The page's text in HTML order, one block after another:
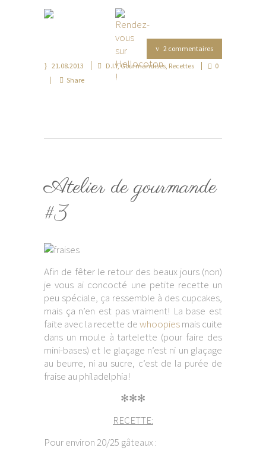
2 commentaires
21.08.2013
D.I.Y,Gourmandises, Recettes
0
Share
Atelier de gourmande
#3
Afin de fêter le retour des beaux jours (non)
je vous ai concocté une petite recette un
peu spéciale, ça ressemble à des cupcakes,
mais ça n’en est pas vraiment! La base est
faite avec la recette dewhoopiesmais cuite
dans un moule à tartelette (pour faire des
mini-bases) et le glaçage n’est ni un glaçage
au beurre, ni au sucre, c’est de la purée de
fraise au philadelphia!
✻✻✻
RECETTE:
Pour environ 20/25 gâteaux :